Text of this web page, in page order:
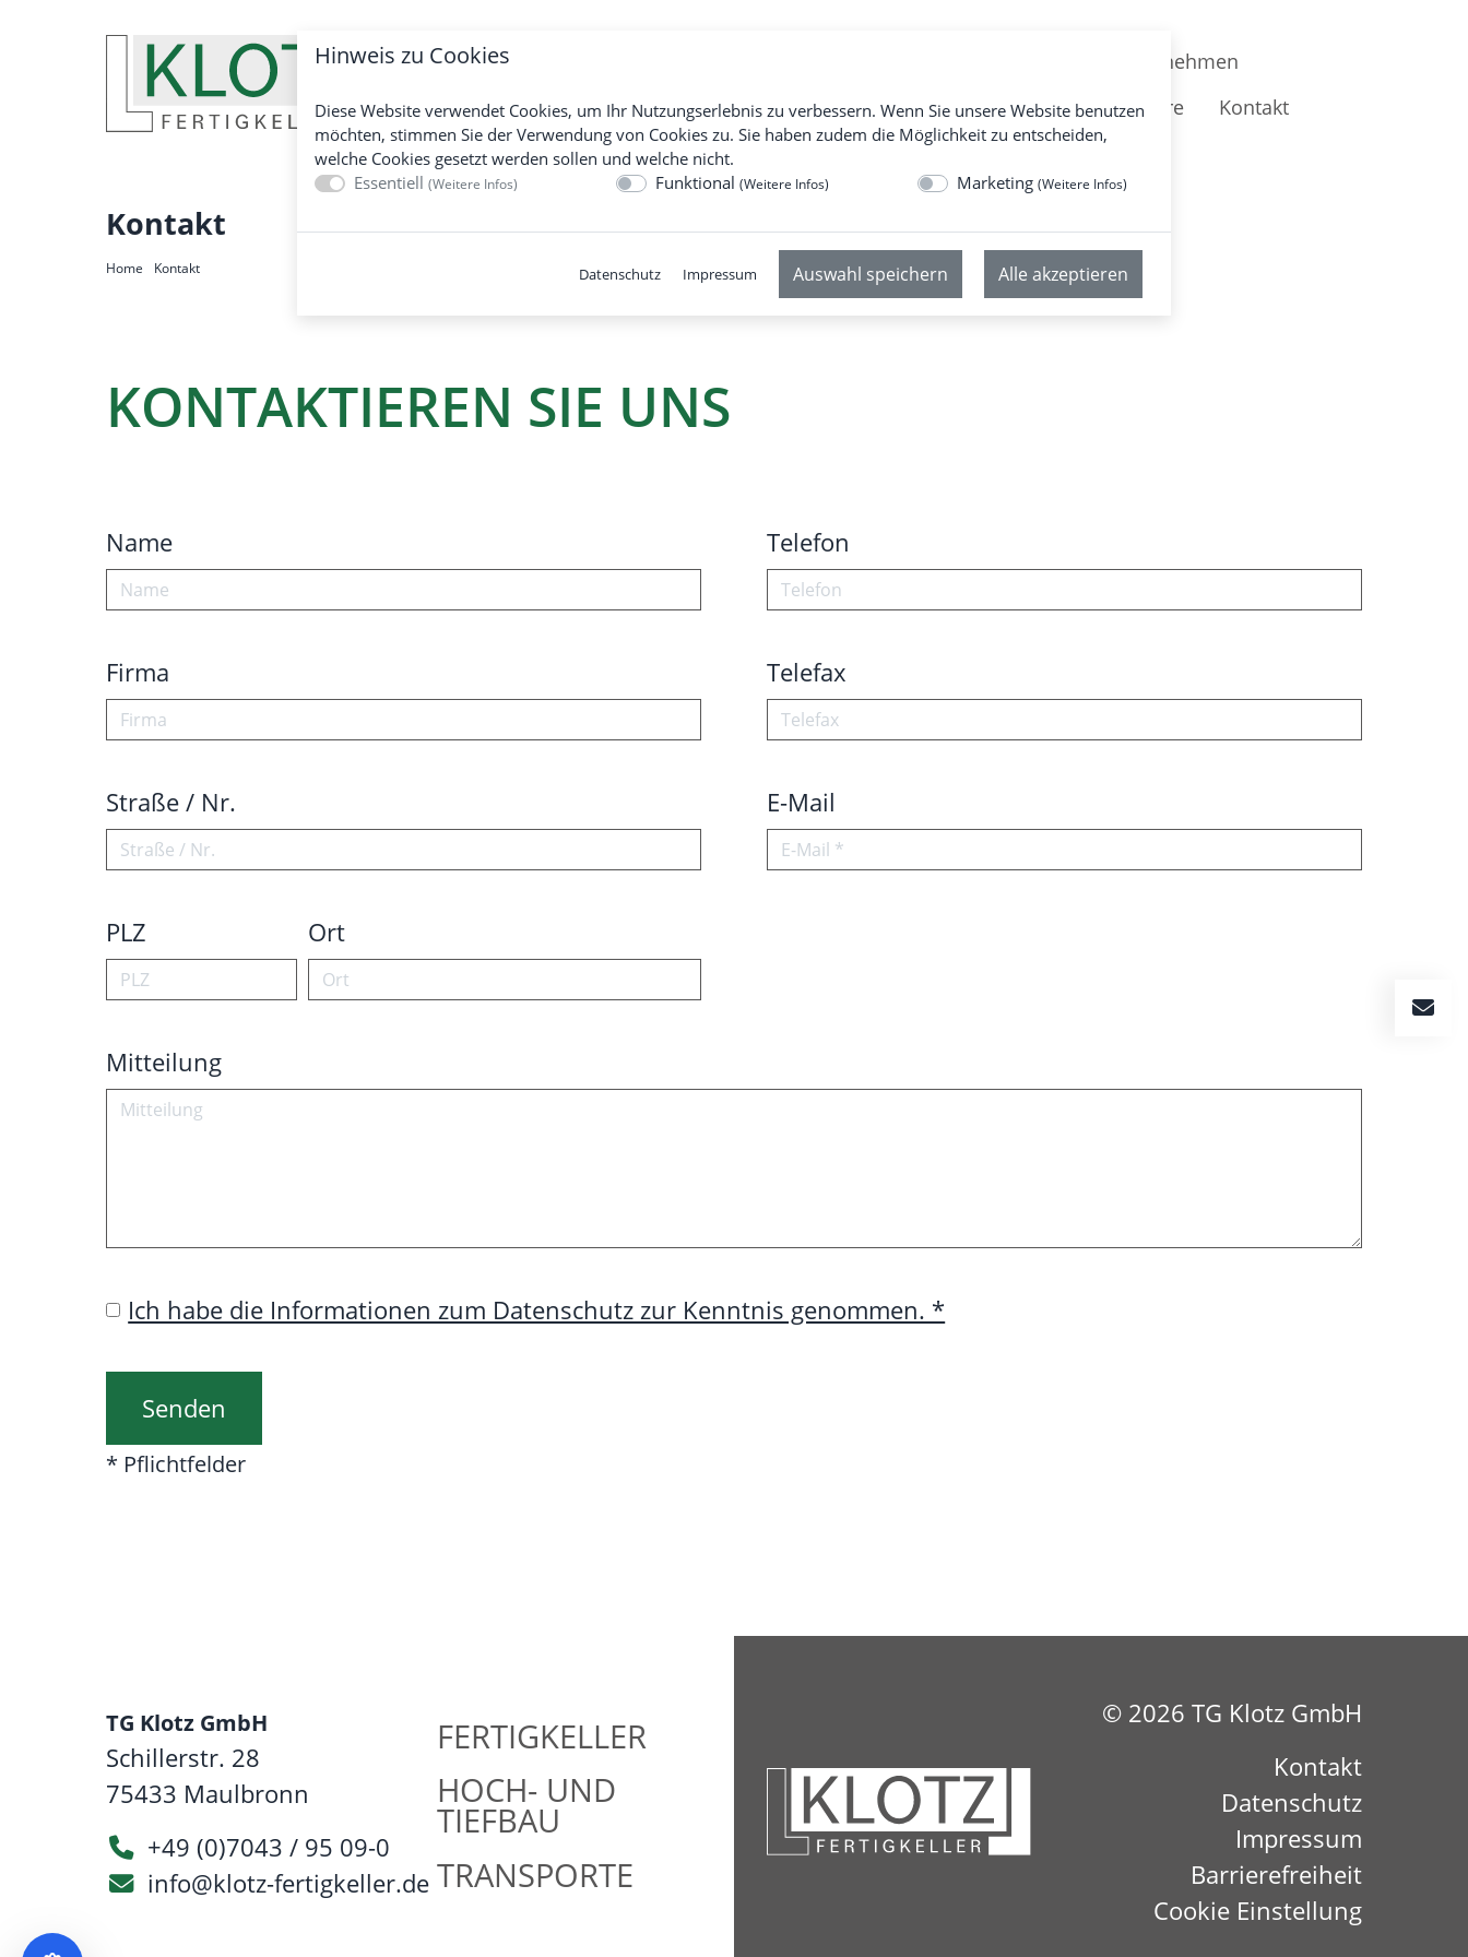
Unternehmen
Karriere
Kontakt
Kontakt
Home Kontakt
KONTAKTIEREN SIE UNS
Name
Firma
Straße / Nr.
PLZ Ort
Telefon
Telefax
E-Mail
Mitteilung
Ich habe die Informationen zum Datenschutz zur Kenntnis genommen. *
* Pflichtfelder
TG Klotz GmbH
Schillerstr. 28
75433 Maulbronn
+49 (0)7043 / 95 09-0
info@klotz-fertigkeller.de
FERTIGKELLER
HOCH- UND
TIEFBAU
TRANSPORTE
© 2026 TG Klotz GmbH
Kontakt
Datenschutz
Impressum
Barrierefreiheit
Cookie Einstellung
Hinweis zu Cookies
Diese Website verwendet Cookies, um Ihr Nutzungserlebnis zu verbessern. Wenn Sie unsere Website benutzen
möchten, stimmen Sie der Verwendung von Cookies zu. Sie haben zudem die Möglichkeit zu entscheiden,
welche Cookies gesetzt werden sollen und welche nicht.
Essentiell (Weitere Infos) Funktional (Weitere Infos) Marketing (Weitere Infos)
Datenschutz Impressum Auswahl speichern Alle akzeptieren